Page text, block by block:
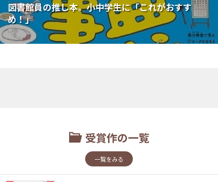
図書館員の推し本。小中学生に「これがおすす
め！」
受賞作の一覧
一覧をみる